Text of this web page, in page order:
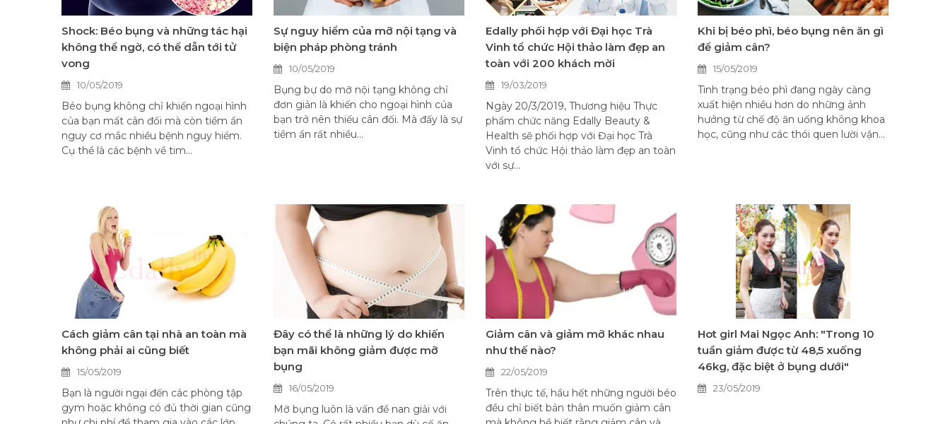
Shock: Béo bụng và những tác hại
không thể ngờ, có thể dẫn tới tử
vong
10/05/2019
Béo bụng không chỉ khiến ngoại hình
của bạn mất cân đối mà còn tiềm ẩn
nguy cơ mắc nhiều bệnh nguy hiểm.
Cụ thể là các bệnh về tim...
Sự nguy hiểm của mỡ nội tạng và
biện pháp phòng tránh
10/05/2019
Bụng bự do mỡ nội tạng không chỉ
đơn giản là khiến cho ngoại hình của
bạn trở nên thiếu cân đối. Mà đấy là sự
tiềm ẩn rất nhiều...
Edally phối hợp với Đại học Trà
Vinh tổ chức Hội thảo làm đẹp an
toàn với 200 khách mời
19/03/2019
Ngày 20/3/2019, Thương hiệu Thực
phẩm chức năng Edally Beauty &
Health sẽ phối hợp với Đại học Trà
Vinh tổ chức Hội thảo làm đẹp an toàn
với sự...
Khi bị béo phì, béo bụng nên ăn gì
để giảm cân?
15/05/2019
Tình trạng béo phì đang ngày càng
xuất hiện nhiều hơn do những ảnh
hưởng từ chế độ ăn uống không khoa
học, cũng như các thói quen lười vận...
Cách giảm cân tại nhà an toàn mà
không phải ai cũng biết
15/05/2019
Bạn là người ngại đến các phòng tập
gym hoặc không có đủ thời gian cũng
Đây có thể là những lý do khiến
bạn mãi không giảm được mỡ
bụng
16/05/2019
Mỡ bụng luôn là vấn đề nan giải với
Giảm cân và giảm mỡ khác nhau
như thế nào?
22/05/2019
Trên thực tế, hầu hết những người béo
đều chỉ biết bản thân muốn giảm cân
Hot girl Mai Ngọc Anh: "Trong 10
tuần giảm được từ 48,5 xuống
46kg, đặc biệt ở bụng dưới"
23/05/2019